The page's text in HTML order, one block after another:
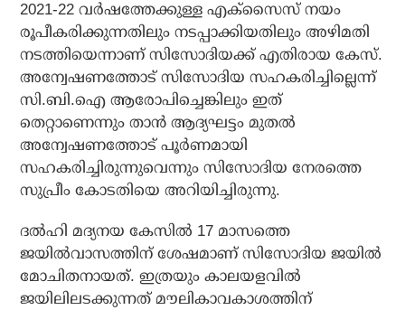
2021-22 വര്‍ഷത്തേക്കുള്ള എക്‌സൈസ് നയം
രൂപീകരിക്കുന്നതിലും നടപ്പാക്കിയതിലും അഴിമതി
നടത്തിയെന്നാണ് സിസോദിയക്ക് എതിരായ കേസ്.
അന്വേഷണത്തോട് സിസോദിയ സഹകരിച്ചില്ലെന്ന്
സി.ബി.ഐ ആരോപിച്ചെങ്കിലും ഇത്
തെറ്റാണെന്നും താന്‍ ആദ്യഘട്ടം മുതല്‍
അന്വേഷണത്തോട് പൂര്‍ണമായി
സഹകരിച്ചിരുന്നുവെന്നും സിസോദിയ നേരത്തെ
സുപ്രീം കോടതിയെ അറിയിച്ചിരുന്നു.
ദല്‍ഹി മദ്യനയ കേസില്‍ 17 മാസത്തെ
ജയില്‍വാസത്തിന് ശേഷമാണ് സിസോദിയ ജയില്‍
മോചിതനായത്. ഇത്രയും കാലയളവില്‍
ജയിലിലടക്കുന്നത് മൗലികാവകാശത്തിന്